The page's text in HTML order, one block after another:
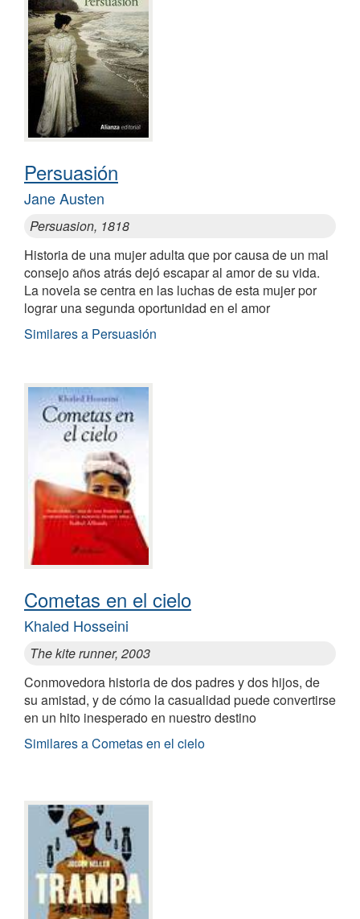
Persuasión
Jane Austen
Persuasion, 1818
Historia de una mujer adulta que por causa de un mal
consejo años atrás dejó escapar al amor de su vida.
La novela se centra en las luchas de esta mujer por
lograr una segunda oportunidad en el amor
Similares a Persuasión
Cometas en el cielo
Khaled Hosseini
The kite runner, 2003
Conmovedora historia de dos padres y dos hijos, de
su amistad, y de cómo la casualidad puede convertirse
en un hito inesperado en nuestro destino
Similares a Cometas en el cielo